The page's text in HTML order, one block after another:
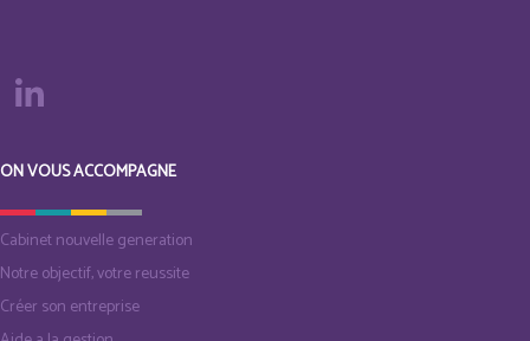
ON VOUS ACCOMPAGNE
Cabinet nouvelle generation
Notre objectif, votre reussite
Créer son entreprise